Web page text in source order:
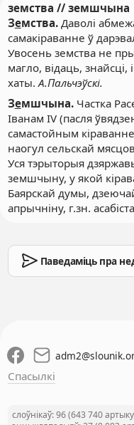
земства // земшчына
Земства.Даволі
самакіраванне ў
Увосень земства не
магло, відаць, знайсці,
хаты.А.Пальчэўскі.
Земшчына.Частка
Іванам IV (пасля
самастойным
наогул сельскай
Уся тэрыторыя
земшчыну, у якой
Баярскай думы,
апрычніну, г.зн.
Паведаміць пра
adm2@
Спасылкі
слоўнікаў: 96 (643 740